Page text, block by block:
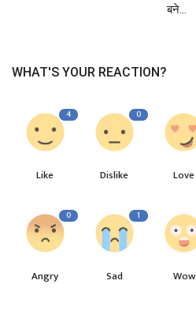
बने...
WHAT'S YOUR REACTION?
4
Like
0
Dislike Love
0
Angry
1
Sad Wow